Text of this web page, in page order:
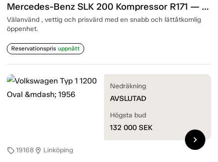
Mercedes-Benz SLK 200 Kompressor R171 — 2005
Välanvänd , vettig och prisvärd med en snabb och lättåtkomlig
öppenhet.
Reservationspris uppnått
sell19168 location_on Linköping
Nedräkning
AVSLUTAD
Högsta bud
132 000 SEK
chevron_right